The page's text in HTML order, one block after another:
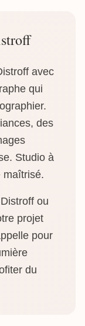
avec
qui
des
Studio à
maîtrisé.
ou
projet
pour
du